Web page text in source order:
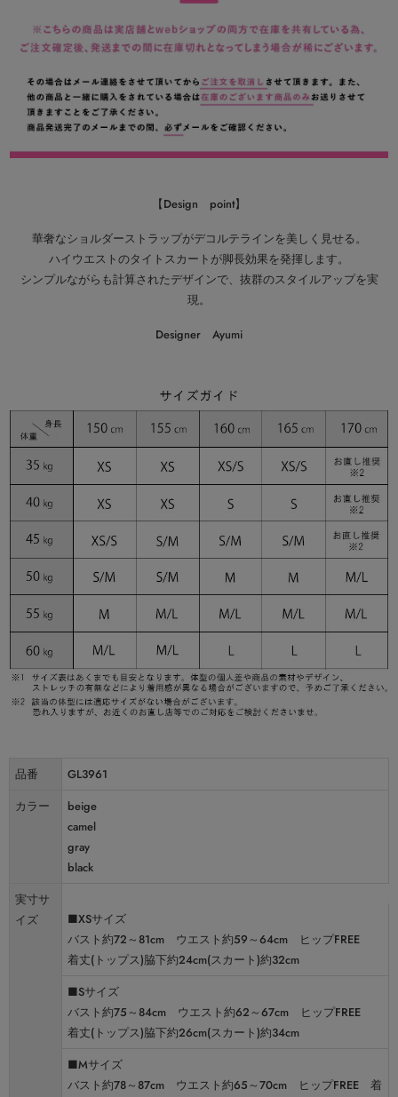
【Design point】
華奢なショルダーストラップがデコルテラインを美しく見せる。
ハイウエストのタイトスカートが脚長効果を発揮します。
シンプルながらも計算されたデザインで、抜群のスタイルアップを実
現。
Designer Ayumi
品番
GL3961
カラー
beige
camel
gray
black
実寸サ
イズ
■XSサイズ
バスト約72～81cm ウエスト約59～64cm ヒップFREE
着丈(トップス)脇下約24cm(スカート)約32cm
■Sサイズ
バスト約75～84cm ウエスト約62～67cm ヒップFREE
着丈(トップス)脇下約26cm(スカート)約34cm
■Mサイズ
バスト約78～87cm ウエスト約65～70cm ヒップFREE 着